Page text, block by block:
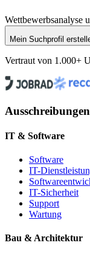
Wettbewerbsanalyse
Mein Suchprofil
Vertraut von 1.000+
IT & Software
Software
IT-
IT-Sicherheit
Support
Wartung
Bau & Architektur